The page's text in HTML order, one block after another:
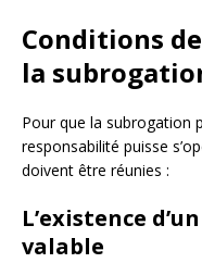
Conditions
la
Pour que la subrogation
responsabilité puisse
doivent être réunies :
L’existence
valable